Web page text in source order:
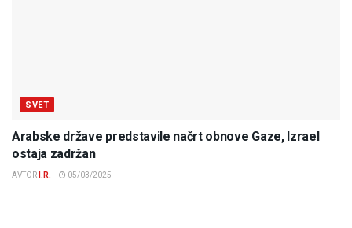
SVET
Arabske države predstavile načrt obnove Gaze, Izrael
ostaja zadržan
AVTOR I.R. 05/03/2025